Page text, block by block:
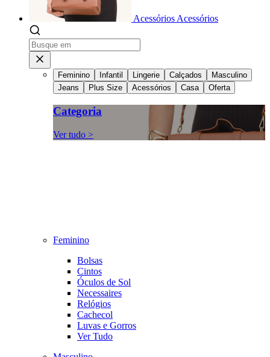
Acessórios Acessórios
Feminino Infantil Lingerie Calçados
Masculino
Jeans
Plus Size Acessórios Casa Oferta
Categoria
Ver tudo >
Feminino
Bolsas
Cintos
Óculos de Sol
Necessaires
Relógios
Cachecol
Luvas e Gorros
Ver Tudo